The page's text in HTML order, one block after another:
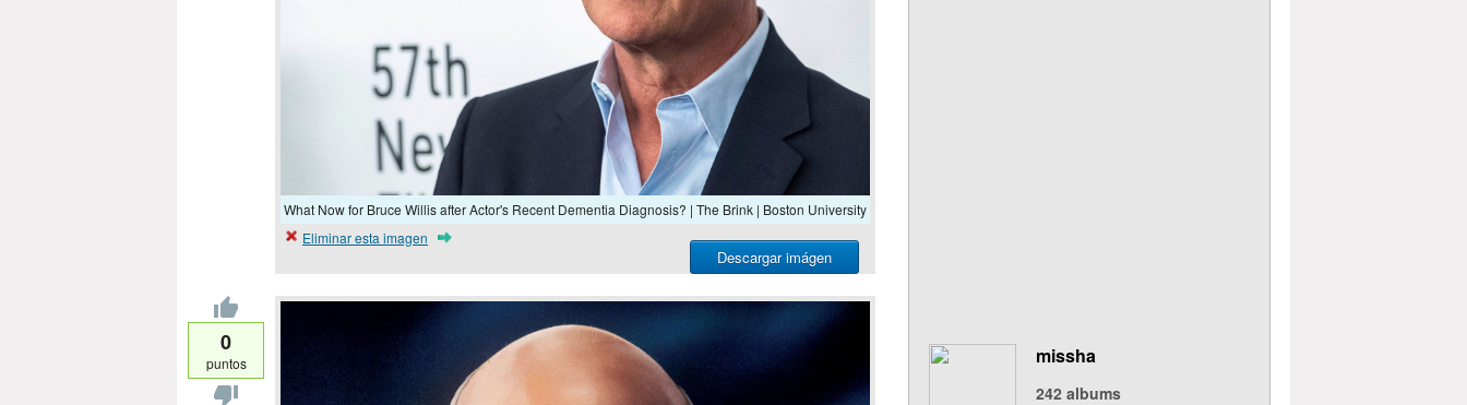
What Now for Bruce Willis after Actor's Recent Dementia Diagnosis? | The Brink | Boston University
Descargar imágen
Eliminar esta imagen
0
puntos missha
242 albums